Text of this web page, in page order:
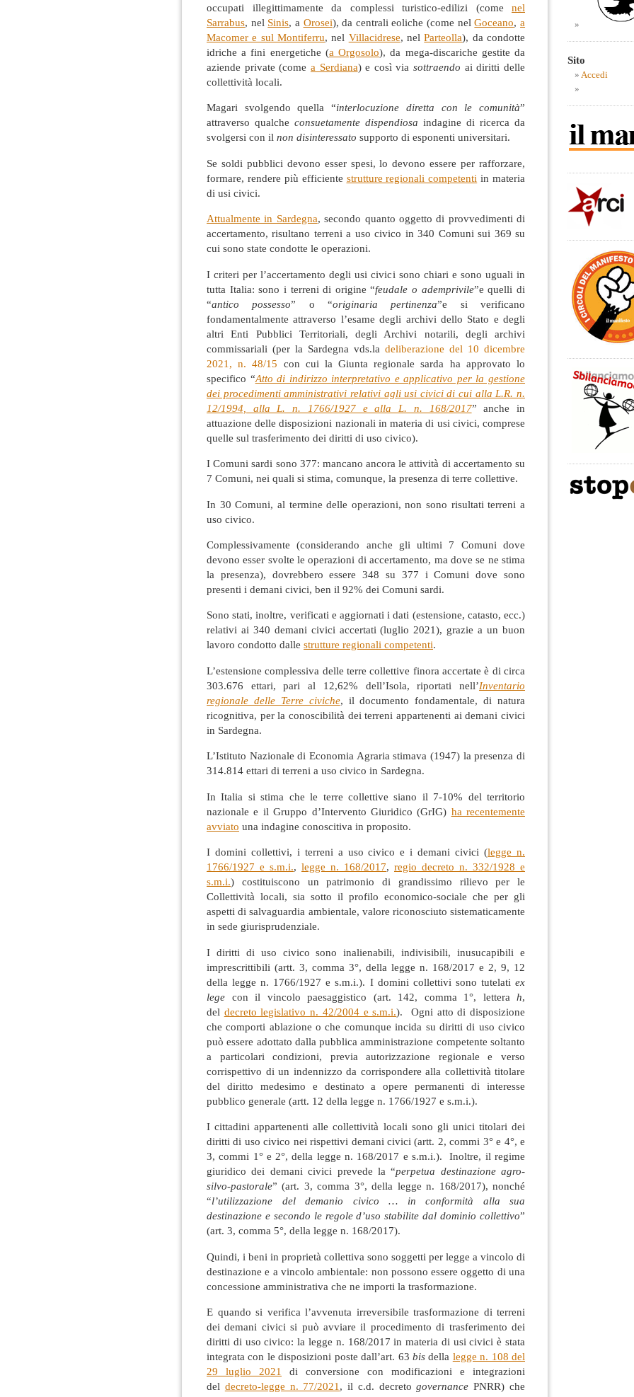
occupati illegittimamente da complessi turistico-edilizi (come nel
Sarrabus, nel Sinis, a Orosei), da centrali eoliche (come nelGoceano,a
Macomer e sul Montiferru, nel Villacidrese, nelParteolla), da condotte
idriche a fini energetiche (a Orgosolo), da mega-discariche gestite da
aziende private (come a Serdiana) e così viasottraendo ai diritti delle
collettività locali.
Magari svolgendo quella “interlocuzione diretta con le comunità”
attraverso qualche consuetamente dispendiosa indagine di ricerca da
svolgersi con il non disinteressato supporto di esponenti universitari.
Se soldi pubblici devono esser spesi, lo devono essere per rafforzare,
formare, rendere più efficiente strutture regionali competenti in materia
di usi civici.
Attualmente in Sardegna, secondo quanto oggetto di provvedimenti di
accertamento, risultano terreni a uso civico in 340 Comuni sui 369 su
cui sono state condotte le operazioni.
I criteri per l’accertamento degli usi civici sono chiari e sono uguali in
tutta Italia: sono i terreni di origine “feudale o ademprivile”e quelli di
“antico possesso” o “originaria pertinenza”e si verificano
fondamentalmente attraverso l’esame degli archivi dello Stato e degli
altri Enti Pubblici Territoriali, degli Archivi notarili, degli archivi
commissariali (per la Sardegna vds.la deliberazione del 10 dicembre
2021, n. 48/15 con cui la Giunta regionale sarda ha approvato lo
specifico “Atto di indirizzo interpretativo e applicativo per la gestione
dei procedimenti amministrativi relativi agli usi civici di cui alla L.R. n.
12/1994, alla L. n. 1766/1927 e alla L. n. 168/2017” anche in
attuazione delle disposizioni nazionali in materia di usi civici, comprese
quelle sul trasferimento dei diritti di uso civico).
I Comuni sardi sono 377: mancano ancora le attività di accertamento su
7 Comuni, nei quali si stima, comunque, la presenza di terre collettive.
In 30 Comuni, al termine delle operazioni, non sono risultati terreni a
uso civico.
Complessivamente (considerando anche gli ultimi 7 Comuni dove
devono esser svolte le operazioni di accertamento, ma dove se ne stima
la presenza), dovrebbero essere 348 su 377 i Comuni dove sono
presenti i demani civici, ben il 92% dei Comuni sardi.
Sono stati, inoltre, verificati e aggiornati i dati (estensione, catasto, ecc.)
relativi ai 340 demani civici accertati (luglio 2021), grazie a un buon
lavoro condotto dalle strutture regionali competenti.
L’estensione complessiva delle terre collettive finora accertate è di circa
303.676 ettari, pari al 12,62% dell’Isola, riportati nell’Inventario
regionale delle Terre civiche, il documento fondamentale, di natura
ricognitiva, per la conoscibilità dei terreni appartenenti ai demani civici
in Sardegna.
L’Istituto Nazionale di Economia Agraria stimava (1947) la presenza di
314.814 ettari di terreni a uso civico in Sardegna.
In Italia si stima che le terre collettive siano il 7-10% del territorio
nazionale e il Gruppo d’Intervento Giuridico (GrIG) ha recentemente
avviato una indagine conoscitiva in proposito.
I domini collettivi, i terreni a uso civico e i demani civici (legge n.
1766/1927 e s.m.i., legge n. 168/2017, regio decreto n. 332/1928 e
s.m.i.) costituiscono un patrimonio di grandissimo rilievo per le
Collettività locali, sia sotto il profilo economico-sociale che per gli
aspetti di salvaguardia ambientale, valore riconosciuto sistematicamente
in sede giurisprudenziale.
I diritti di uso civico sono inalienabili, indivisibili, inusucapibili e
imprescrittibili (artt. 3, comma 3°, della legge n. 168/2017 e 2, 9, 12
della legge n. 1766/1927 e s.m.i.). I domini collettivi sono tutelati ex
lege con il vincolo paesaggistico (art. 142, comma 1°, lettera h,
del decreto legislativo n. 42/2004 e s.m.i.). Ogni atto di disposizione
che comporti ablazione o che comunque incida su diritti di uso civico
può essere adottato dalla pubblica amministrazione competente soltanto
a particolari condizioni, previa autorizzazione regionale e verso
corrispettivo di un indennizzo da corrispondere alla collettività titolare
del diritto medesimo e destinato a opere permanenti di interesse
pubblico generale (artt. 12 della legge n. 1766/1927 e s.m.i.).
I cittadini appartenenti alle collettività locali sono gli unici titolari dei
diritti di uso civico nei rispettivi demani civici (artt. 2, commi 3° e 4°, e
3, commi 1° e 2°, della legge n. 168/2017 e s.m.i.). Inoltre, il regime
giuridico dei demani civici prevede la “perpetua destinazione agro-
silvo-pastorale” (art. 3, comma 3°, della legge n. 168/2017), nonché
“l’utilizzazione del demanio civico … in conformità alla sua
destinazione e secondo le regole d’uso stabilite dal dominio collettivo”
(art. 3, comma 5°, della legge n. 168/2017).
Quindi, i beni in proprietà collettiva sono soggetti per legge a vincolo di
destinazione e a vincolo ambientale: non possono essere oggetto di una
concessione amministrativa che ne importi la trasformazione.
E quando si verifica l’avvenuta irreversibile trasformazione di terreni
dei demani civici si può avviare il procedimento di trasferimento dei
diritti di uso civico: la legge n. 168/2017 in materia di usi civici è stata
integrata con le disposizioni poste dall’art. 63 bisdella legge n. 108 del
29 luglio 2021
di conversione con modificazioni e integrazioni
del decreto-legge n. 77/2021 , il c.d. decretogovernance PNRR) che
Sito
Accedi